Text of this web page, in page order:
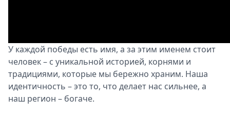
2026
Скачай
Metro
У каждой победы есть имя, а за этим именем стоит
человек – с уникальной историей, корнями и
традициями, которые мы бережно храним. Наша
идентичность – это то, что делает нас сильнее, а
наш регион – богаче.